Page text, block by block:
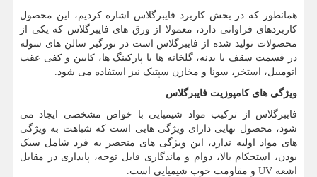
همانطور که در بخش کاربرد فایبرگلاس اشاره کردیم، این محصول
کاربردهای فراوانی دارد، معمولا از ورق های فایبرگلاس که یکی از
محصولات تولید شده از فایبرگلاس است در نورگیر سالن های سوله
در قسمت سقف یا بدنه، گلخانه ها یا پارکینگ ها، کابین و کفی عقب
اتومبیل، استخر، سونا و مخازن سپتیک نیز استفاده می شود.
ویژگی های کامپوزیت فایبرگلاس
فایبرگلاس از ترکیب مواد شیمیایی با خواص مشخصی ایجاد می
شود، محصول نهایی دارای ویژگی هایی است که شباهت به ویژگی
های مواد اولیه ندارد، این ویژگی های منحصر به فرد شامل سبک
بودن، استحکام بالا، دوام و ماندگاری قابل توجه، پایداری در مقابل
اشعه UV و مقاومت خوب شیمیایی است.